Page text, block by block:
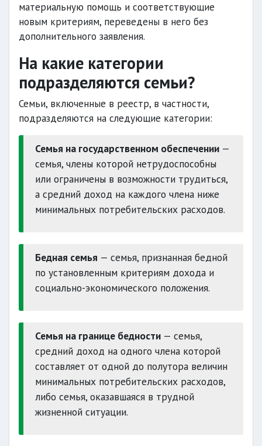
материальную помощь и соответствующие
новым критериям, переведены в него без
дополнительного заявления.
На какие категории
подразделяются семьи?
Семьи, включенные в реестр, в частности,
подразделяются на следующие категории:
Семья на государственном обеспечении —
семья, члены которой нетрудоспособны
или ограничены в возможности трудиться,
а средний доход на каждого члена ниже
минимальных потребительских расходов.
Бедная семья — семья, признанная бедной
по установленным критериям дохода и
социально-экономического положения.
Семья на границе бедности — семья,
средний доход на одного члена которой
составляет от одной до полутора величин
минимальных потребительских расходов,
либо семья, оказавшаяся в трудной
жизненной ситуации.